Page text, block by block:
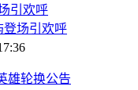
登场引欢呼